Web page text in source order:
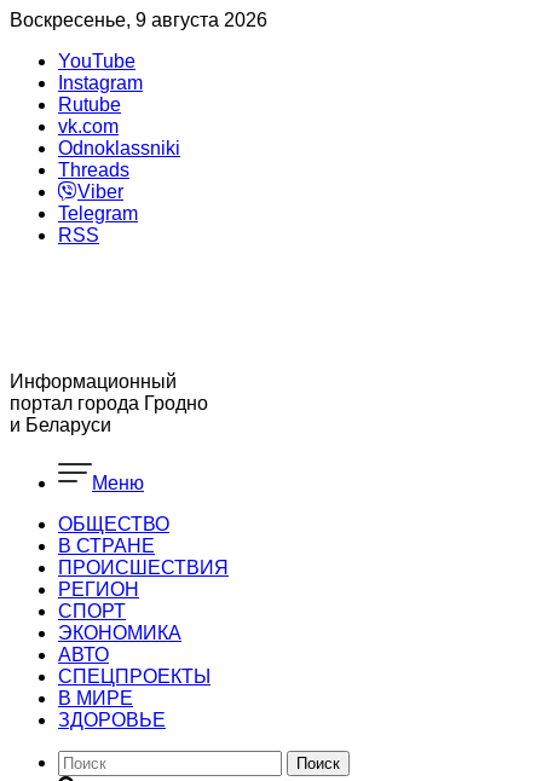
Воскресенье, 9 августа 2026
YouTube
Instagram
Rutube
vk.com
Odnoklassniki
Threads
Viber
Telegram
RSS
Информационный
портал города Гродно
и Беларуси
Меню
ОБЩЕСТВО
В СТРАНЕ
ПРОИСШЕСТВИЯ
РЕГИОН
CПОРТ
ЭКОНОМИКА
АВТО
СПЕЦПРОЕКТЫ
В МИРЕ
ЗДОРОВЬЕ
Поиск